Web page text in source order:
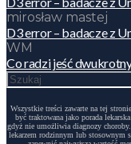
mirosław mastej
D3 error – badacze z
WM
Co radzi jeść
Wszystkie treści zawarte na tej
być traktowana jako porada
gdyż nie umożliwia diagnozy
lekarzem rodzinnym lub stosownym